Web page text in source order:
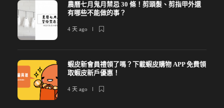
農曆七月鬼月禁忌 30 條！剪頭髮、剪指甲外還
有哪些不能做的事？
4 天 ago
蝦皮新會員禮領了嗎？下載蝦皮購物 APP 免費領
取蝦皮新戶優惠！
4 天 ago